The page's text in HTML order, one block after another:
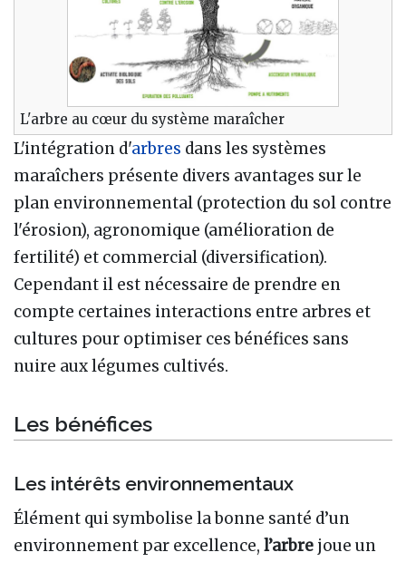
L'arbre au cœur du système maraîcher
L'intégration d'arbres dans les systèmes
maraîchers présente divers avantages sur le
plan environnemental (protection du sol contre
l'érosion), agronomique (amélioration de
fertilité) et commercial (diversification).
Cependant il est nécessaire de prendre en
compte certaines interactions entre arbres et
cultures pour optimiser ces bénéfices sans
nuire aux légumes cultivés.
Les bénéfices
Les intérêts environnementaux
Élément qui symbolise la bonne santé d’un
environnement par excellence, l’arbre joue un